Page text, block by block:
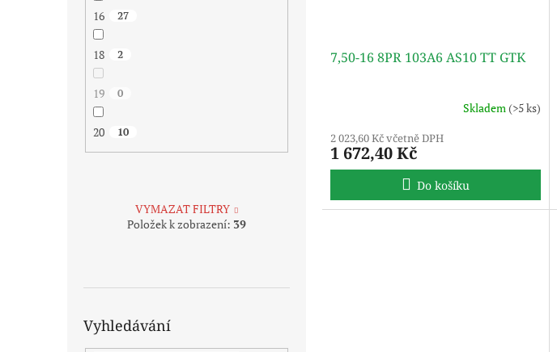
16 27
18 2
19 0
20 10
VYMAZAT FILTRY
Položek k zobrazení: 39
Vyhledávání
7,50-16 8PR 103A6 AS10 TT GTK
Skladem(>5 ks)
2 023,60 Kč včetně DPH
1 672,40 Kč
Do košíku